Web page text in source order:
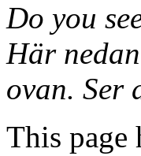
Do you
Här
ovan. Ser
This page